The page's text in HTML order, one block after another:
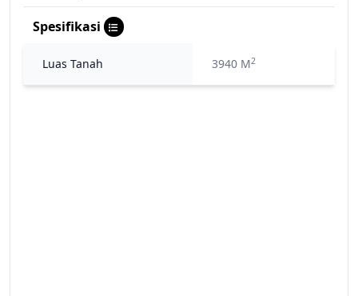
Spesifikasi
Luas Tanah 3940 M2